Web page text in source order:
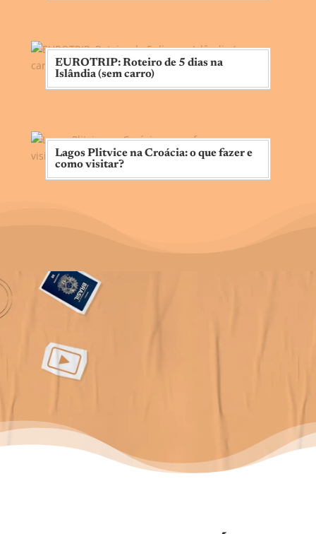
EUROTRIP: Roteiro de 5 dias na
Islândia (sem carro)
Lagos Plitvice na Croácia: o que fazer e
como visitar?